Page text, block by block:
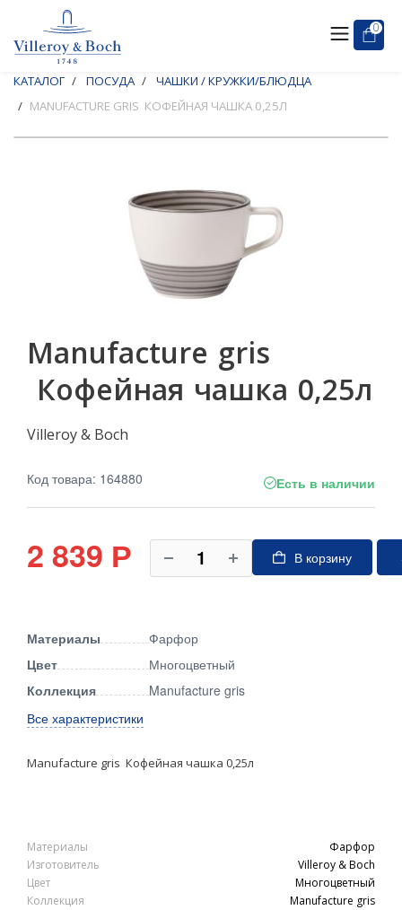
0
КАТАЛОГ ПОСУДА
ЧАШКИ / КРУЖКИ/БЛЮДЦА
MANUFACTURE GRIS КОФЕЙНАЯ ЧАШКА 0,25Л
Manufacture gris
Кофейная чашка 0,25л
Villeroy & Boch
Код товара: 164880 Есть в наличии
2 839 Р В корзину
Материалы
Фарфор
Цвет
Многоцветный
Коллекция
Manufacture gris
Все характеристики
Manufacture gris Кофейная чашка 0,25л
Материалы
Фарфор
Изготовитель
Villeroy & Boch
Цвет
Многоцветный
Коллекция
Manufacture gris